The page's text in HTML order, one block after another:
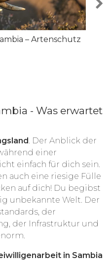
– Artenschutz
- Was erwartet
. Der Anblick der
einer
einfach für dich sein.
auch eine riesige Fülle
auf dich! Du begibst
unbekannte Welt. Der
der
der Infrastruktur und
in Sambia